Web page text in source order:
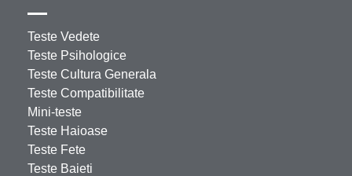
Teste Vedete
Teste Psihologice
Teste Cultura Generala
Teste Compatibilitate
Mini-teste
Teste Haioase
Teste Fete
Teste Baieti